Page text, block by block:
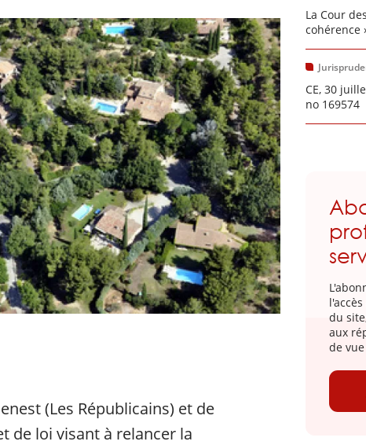
(Les Républicains) et de
de loi visant à relancer la
La Cour
cohérence
CE, 30
no 169574
du
aux
de